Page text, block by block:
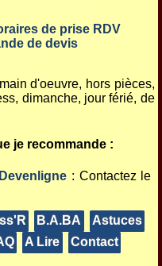
de prise RDV
de devis
d'oeuvre, hors pièces,
dimanche, jour férié, de
je recommande :
: Contactez le
B.A.BA
Astuces
A Lire Contact